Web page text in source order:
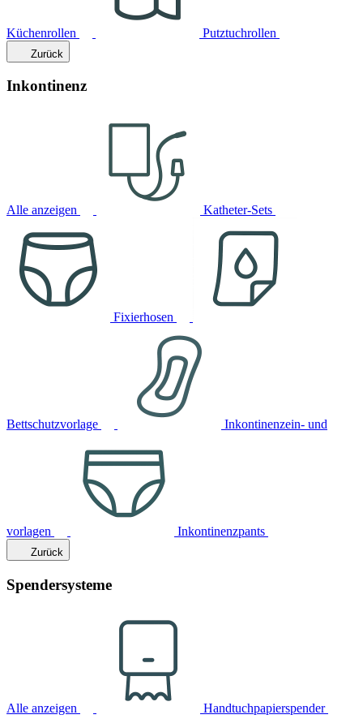
Küchenrollen Putztuchrollen
Zurück
Inkontinenz
Alle anzeigen Katheter-Sets
Fixierhosen
Bettschutzvorlage Inkontinenzein- und
vorlagen Inkontinenzpants
Zurück
Spendersysteme
Alle anzeigen Handtuchpapierspender